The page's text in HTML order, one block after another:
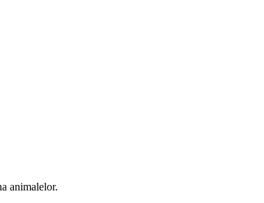
animalelor.